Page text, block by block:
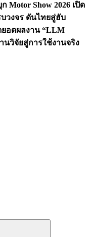
Motor Show 2026 เปิด
บวงจร ดันไทยสู่ฮับ
อดผลงาน “LLM
วิจัยสู่การใช้งานจริง